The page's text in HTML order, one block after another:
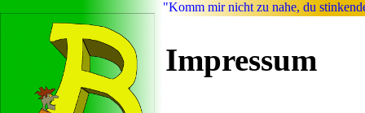
"Komm mir nicht zu nahe, du
Impressum